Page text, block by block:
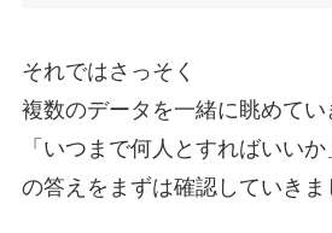
それではさっそく
複数のデータを一緒に眺めてい
「いつまで何人とすればいいか
の答えをまずは確認していきま